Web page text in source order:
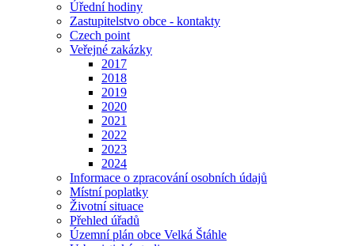
Úřední hodiny
Zastupitelstvo obce - kontakty
Czech point
Veřejné zakázky
2017
2018
2019
2020
2021
2022
2023
2024
Informace o zpracování osobních údajů
Místní poplatky
Životní situace
Přehled úřadů
Územní plán obce Velká Štáhle